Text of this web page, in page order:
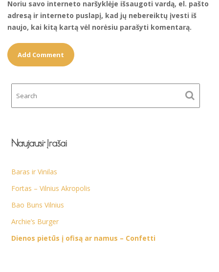
Noriu savo interneto naršyklėje išsaugoti vardą, el. pašto
adresą ir interneto puslapį, kad jų nebereiktų įvesti iš
naujo, kai kitą kartą vėl norėsiu parašyti komentarą.
Naujausi Įrašai
Baras ir Vinilas
Fortas – Vilnius Akropolis
Bao Buns Vilnius
Archie’s Burger
Dienos pietūs į ofisą ar namus – Confetti